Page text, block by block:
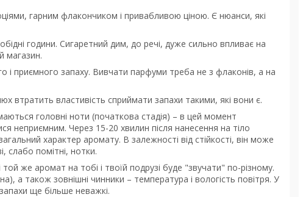
гарним флакончиком і привабливою ціною. Є нюанси, які
години. Сигаретний дим, до речі, дуже сильно впливає на
магазин.
і приємного запаху. Вивчати парфуми треба не з флаконів, а на
втратить властивість сприймати запахи такими, які вони є.
головні ноти (початкова стадія) – в цей момент
неприємним. Через 15-20 хвилин після нанесення на тіло
характер аромату. В залежності від стійкості, він може
слабо помітні, нотки.
же аромат на тобі і твоїй подрузі буде "звучати" по-різному.
а також зовнішні чинники – температура і вологість повітря. У
ще більше неважкі.